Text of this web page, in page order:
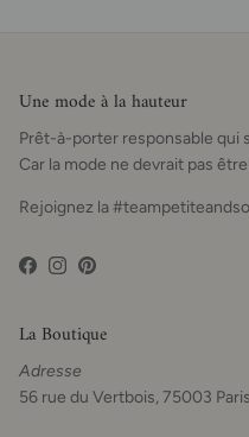
Une mode à la hauteur
Prêt-à-porter responsable qui
Car la mode ne devrait pas
Rejoignez la
Facebook
Instagram
Pinterest
La Boutique
Adresse
56 rue du Vertbois, 75003 Paris